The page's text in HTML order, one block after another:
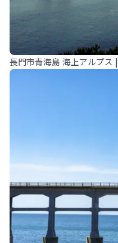
長門市青海島 海上アルプス